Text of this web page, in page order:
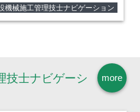
機械施工管理技士ナビゲーション
more
技士ナビゲーシ